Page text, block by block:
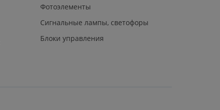
Фотоэлементы
Сигнальные лампы, светофоры
Блоки управления